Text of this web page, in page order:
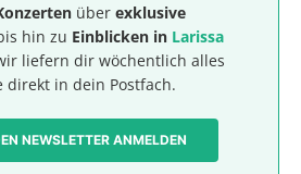
über exklusive
hin zu Einblicken in Larissa
liefern dir wöchentlich alles
direkt in dein Postfach.
NEWSLETTER ANMELDEN